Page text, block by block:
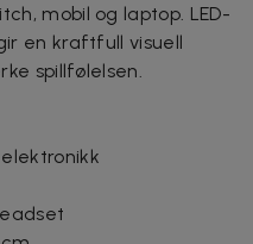
mobil og laptop. LED-
en kraftfull visuell
spillfølelsen.